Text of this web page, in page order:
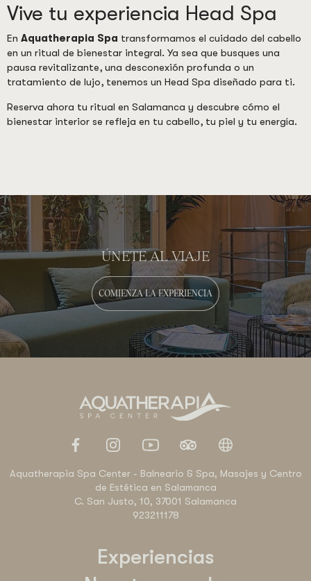
Vive tu experiencia Head Spa
En Aquatherapia Spa transformamos el cuidado del cabello
en un ritual de bienestar integral. Ya sea que busques una
pausa revitalizante, una desconexión profunda o un
tratamiento de lujo, tenemos un Head Spa diseñado para ti.
Reserva ahora tu ritual en Salamanca y descubre cómo el
bienestar interior se refleja en tu cabello, tu piel y tu energía.
ÚNETE AL VIAJE
COMIENZA LA EXPERIENCIA
Aquatherapia Spa Center - Balneario & Spa, Masajes y Centro
de Estética en Salamanca
C. San Justo, 10, 37001 Salamanca
923211178
Experiencias